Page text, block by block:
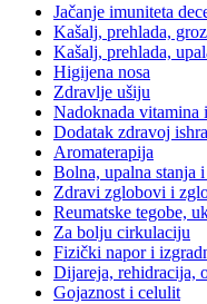
Jačanje imuniteta
Kašalj, prehlada,
Kašalj, prehlada,
Higijena nosa
Zdravlje ušiju
Nadoknada vitamina
Dodatak zdravoj
Aromaterapija
Bolna, upalna stanja
Zdravi zglobovi i
Reumatske tegobe,
Za bolju cirkulaciju
Fizički napor i
Dijareja, rehidracija,
Gojaznost i celulit